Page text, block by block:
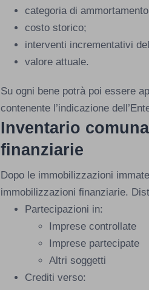
categoria di
costo storico;
interventi incrementativi
valore attuale.
Su ogni bene potrà poi essere
contenente l’indicazione
Inventario
finanziarie
Dopo le immobilizzazioni
immobilizzazioni finanziarie.
Partecipazioni in:
Imprese controllate
Imprese partecipate
Altri soggetti
Crediti verso: